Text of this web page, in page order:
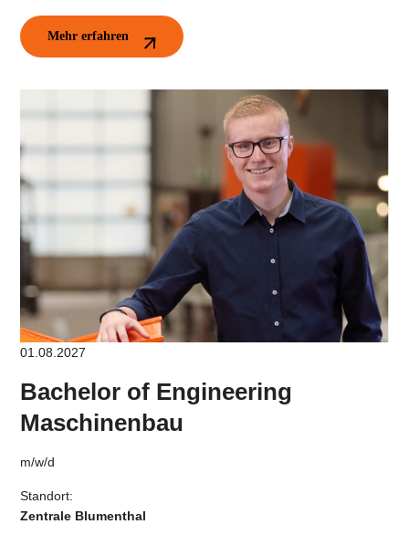
Mehr erfahren
01.08.2027
Bachelor of Engineering
Maschinenbau
m/w/d
Standort:
Zentrale Blumenthal